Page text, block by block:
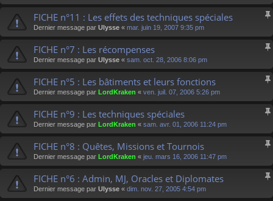
FICHE n°11 : Les effets des techniques spéciales
Dernier message par Ulysse « mar. juin 19, 2007 9:35 pm
FICHE n°7 : Les récompenses
Dernier message par Ulysse « sam. oct. 28, 2006 8:06 pm
FICHE n°5 : Les bâtiments et leurs fonctions
Dernier message par LordKraken « ven. juil. 07, 2006 5:26 pm
FICHE n°9 : Les techniques spéciales
Dernier message par LordKraken « sam. avr. 01, 2006 11:24 pm
FICHE n°8 : Quêtes, Missions et Tournois
Dernier message par LordKraken « jeu. mars 16, 2006 11:47 pm
FICHE n°6 : Admin, MJ, Oracles et Diplomates
Dernier message par Ulysse « dim. nov. 27, 2005 4:54 pm